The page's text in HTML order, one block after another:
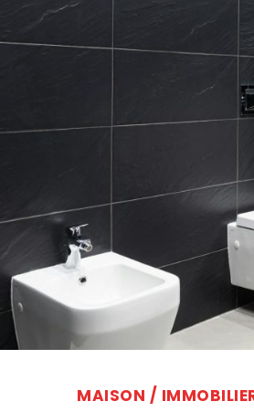
MAISON /